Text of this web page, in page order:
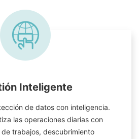
Inteligente
de datos con inteligencia.
las operaciones diarias con
trabajos, descubrimiento